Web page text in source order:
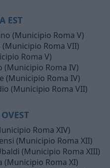
EST
(Municipio Roma V)
Roma VII)
Roma V)
(Municipio Roma IV)
(Municipio Roma IV)
(Municipio Roma VII)
Roma XIV)
(Municipio Roma XII)
(Municipio Roma XIII)
(Municipio Roma XI)